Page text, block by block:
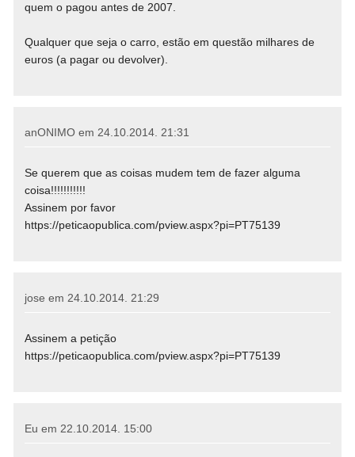
quem o pagou antes de 2007.
Qualquer que seja o carro, estão em questão milhares de
euros (a pagar ou devolver).
anONIMO em 24.10.2014. 21:31
Se querem que as coisas mudem tem de fazer alguma
coisa!!!!!!!!!!!
Assinem por favor
https://peticaopublica.com/pview.aspx?pi=PT75139
jose em 24.10.2014. 21:29
Assinem a petição
https://peticaopublica.com/pview.aspx?pi=PT75139
Eu em 22.10.2014. 15:00